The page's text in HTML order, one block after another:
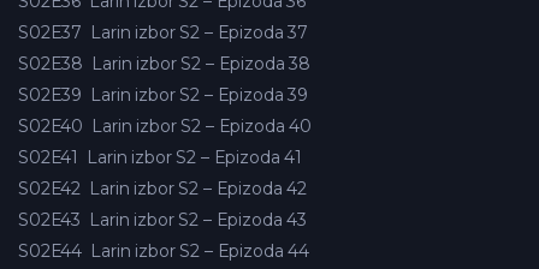
S02E37 Larin izbor S2 – Epizoda 37
S02E38 Larin izbor S2 – Epizoda 38
S02E39 Larin izbor S2 – Epizoda 39
S02E40 Larin izbor S2 – Epizoda 40
S02E41
Larin izbor S2 – Epizoda 41
S02E42 Larin izbor S2 – Epizoda 42
S02E43 Larin izbor S2 – Epizoda 43
S02E44 Larin izbor S2 – Epizoda 44